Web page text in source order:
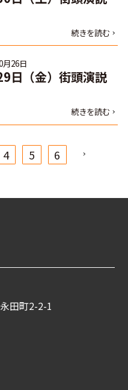
続きを読む
月26日
日（金）街頭演説
続きを読む
4 5 6
田町2-2-1